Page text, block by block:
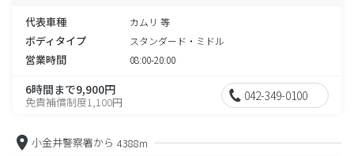
代表車種 カムリ 等
ボディタイプ スタンダード・ミドル
営業時間 08:00-20:00
6時間まで9,900円
免責補償制度1,100円 042-349-0100
小金井警察署から 4388m